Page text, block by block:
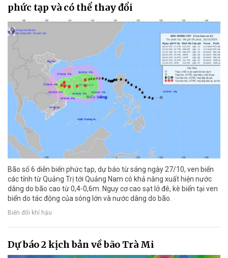
phức tạp và có thể thay đổi
Bão số 6 diễn biến phức tạp, dự báo từ sáng ngày 27/10, ven biển
các tỉnh từ Quảng Trị tới Quảng Nam có khả năng xuất hiện nước
dâng do bão cao từ 0,4-0,6m. Nguy cơ cao sạt lở đê, kè biển tại ven
biển do tác động của sóng lớn và nước dâng do bão.
Biến đổi khí hậu
Dự báo 2 kịch bản về bão Trà Mi